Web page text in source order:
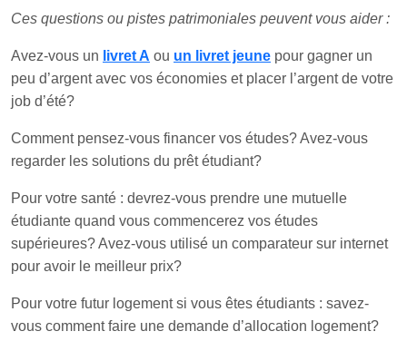
Ces questions ou pistes patrimoniales peuvent vous aider :
Avez-vous un livret A ou un livret jeune pour gagner un
peu d’argent avec vos économies et placer l’argent de votre
job d’été?
Comment pensez-vous financer vos études? Avez-vous
regarder les solutions du prêt étudiant?
Pour votre santé : devrez-vous prendre une mutuelle
étudiante quand vous commencerez vos études
supérieures? Avez-vous utilisé un comparateur sur internet
pour avoir le meilleur prix?
Pour votre futur logement si vous êtes étudiants : savez-
vous comment faire une demande d’allocation logement?